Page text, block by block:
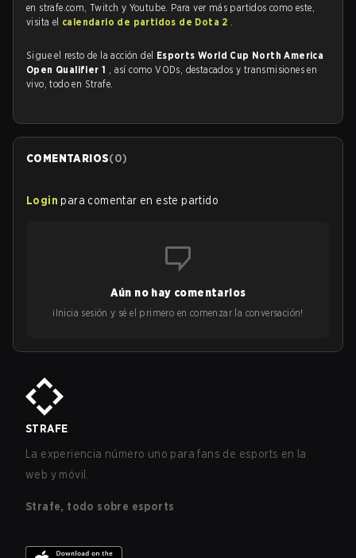
en strafe.com, Twitch y Youtube. Para ver más partidos como este,
visita el calendario de partidos de Dota 2 .
Sigue el resto de la acción del Esports World Cup North America
Open Qualifier 1 , así como VODs, destacados y transmisiones en
vivo, todo en Strafe.
COMENTARIOS(0)
Login para comentar en este partido
Aún no hay comentarios
¡Inicia sesión y sé el primero en comenzar la conversación!
STRAFE
La experiencia número uno para fans de esports en la
web y móvil.
Strafe, todo sobre esports